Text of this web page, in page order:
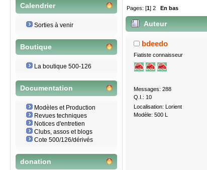
Calendrier
Sorties à venir
Boutique
La boutique 500-126
Documentation
Modèles et Production
Revues techniques
Notices d'entretien
Clubs, assos et blogs
Cote 500/126/dérivés
donation
Pages: [1]2 En bas
Auteur
bdeedo
Fiatiste connaisseur
Messages: 288
Q.I.: 10
Localisation: Lorient
Modèle: 500 L